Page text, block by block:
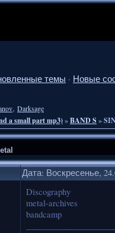
темы · Новые
, Darksage
a small part mp3)»BAND S »
Дата: Воскресенье,
Discography
metal-archives
bandcamp